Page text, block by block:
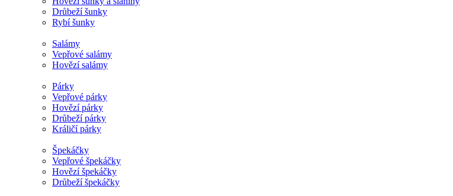
Drůbeží šunky
Rybí šunky
Salámy
Vepřové salámy
Hovězí salámy
Párky
Vepřové párky
Hovězí párky
Drůbeží párky
Králičí párky
Špekáčky
Vepřové špekáčky
Hovězí špekáčky
Drůbeží špekáčky